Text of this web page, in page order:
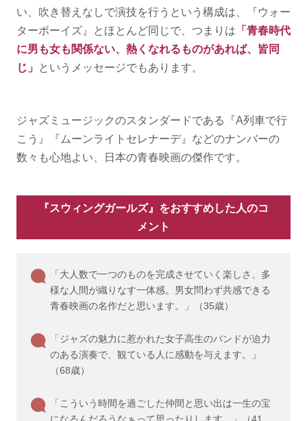
い、吹き替えなしで演技を行うという構成は、『ウォー
ターボーイズ』とほとんど同じで、つまりは 「青春時代
に男も女も関係ない、熱くなれるものがあれば、皆同
じ」 というメッセージでもあります。
ジャズミュージックのスタンダードである『A列車で行
こう』『ムーンライトセレナーデ』などのナンバーの
数々も心地よい、日本の青春映画の傑作です。
『スウィングガールズ』をおすすめした人のコ
メント
「大人数で一つのものを完成させていく楽しさ、多
様な人間が織りなす一体感。男女問わず共感できる
青春映画の名作だと思います。」（35歳）
「ジャズの魅力に惹かれた女子高生のバンドが迫力
のある演奏で、観ている人に感動を与えます。」
（68歳）
「こういう時間を過ごした仲間と思い出は一生の宝
になるんだろうなぁって思ったりします。」（41